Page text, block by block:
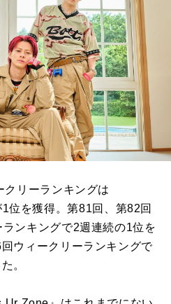
リーランキングは
位を獲得。第81回、第82回
ンキングで2週連続の1位を
ウィークリーランキングで
。